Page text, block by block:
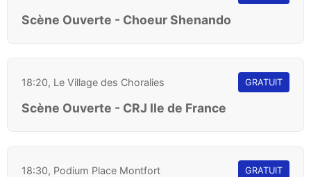
Scène Ouverte - Choeur Shenando
18:20, Le Village des Choralies GRATUIT
Scène Ouverte - CRJ Ile de France
18:30, Podium Place Montfort GRATUIT